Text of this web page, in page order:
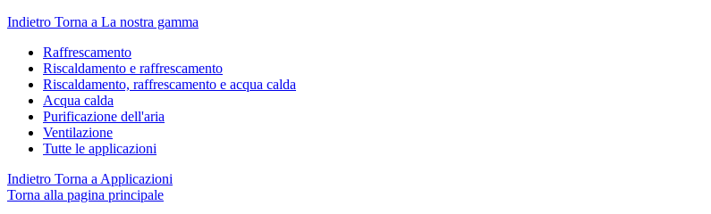
Indietro Torna a La nostra gamma
Raffrescamento
Riscaldamento e raffrescamento
Riscaldamento, raffrescamento e acqua calda
Acqua calda
Purificazione dell'aria
Ventilazione
Tutte le applicazioni
Indietro Torna a Applicazioni
Torna alla pagina principale